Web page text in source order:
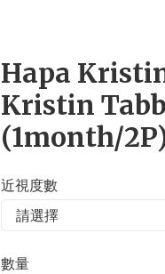
Hapa
Kristin
(1month/
近視度數
數量